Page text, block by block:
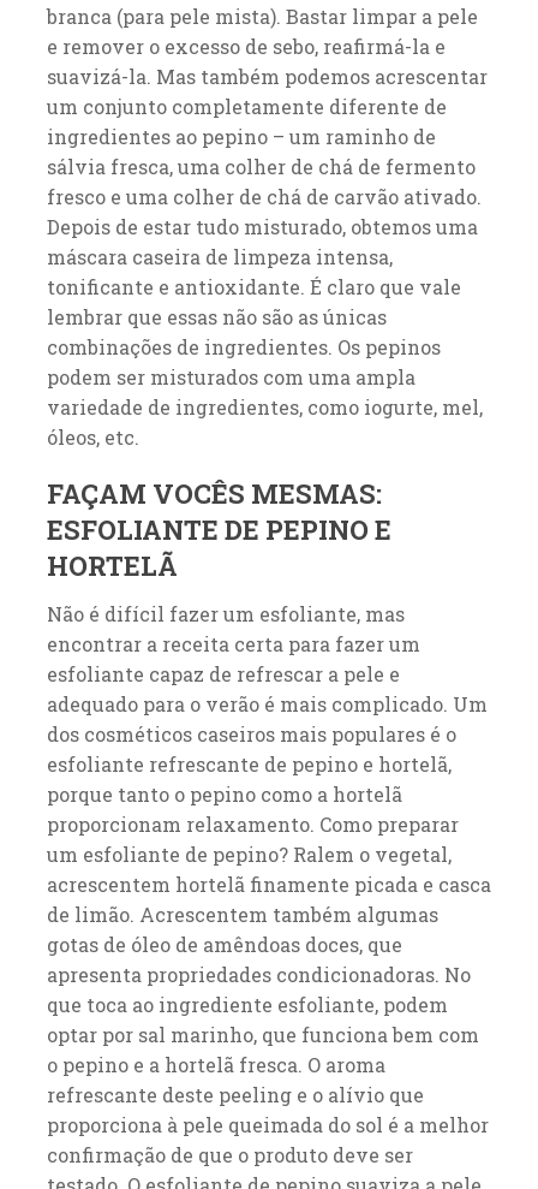
branca (para pele mista). Bastar limpar a pele
e remover o excesso de sebo, reafirmá-la e
suavizá-la. Mas também podemos acrescentar
um conjunto completamente diferente de
ingredientes ao pepino – um raminho de
sálvia fresca, uma colher de chá de fermento
fresco e uma colher de chá de carvão ativado.
Depois de estar tudo misturado, obtemos uma
máscara caseira de limpeza intensa,
tonificante e antioxidante. É claro que vale
lembrar que essas não são as únicas
combinações de ingredientes. Os pepinos
podem ser misturados com uma ampla
variedade de ingredientes, como iogurte, mel,
óleos, etc.
FAÇAM VOCÊS MESMAS:
ESFOLIANTE DE PEPINO E
HORTELÃ
Não é difícil fazer um esfoliante, mas
encontrar a receita certa para fazer um
esfoliante capaz de refrescar a pele e
adequado para o verão é mais complicado. Um
dos cosméticos caseiros mais populares é o
esfoliante refrescante de pepino e hortelã,
porque tanto o pepino como a hortelã
proporcionam relaxamento. Como preparar
um esfoliante de pepino? Ralem o vegetal,
acrescentem hortelã finamente picada e casca
de limão. Acrescentem também algumas
gotas de óleo de amêndoas doces, que
apresenta propriedades condicionadoras. No
que toca ao ingrediente esfoliante, podem
optar por sal marinho, que funciona bem com
o pepino e a hortelã fresca. O aroma
refrescante deste peeling e o alívio que
proporciona à pele queimada do sol é a melhor
confirmação de que o produto deve ser